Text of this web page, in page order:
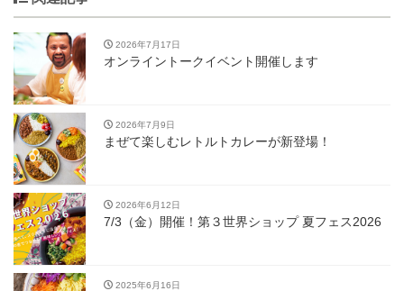
2026年7月17日
オンライントークイベント開催します
2026年7月9日
まぜて楽しむレトルトカレーが新登場！
2026年6月12日
7/3（金）開催！第３世界ショップ 夏フェス2026
2025年6月16日